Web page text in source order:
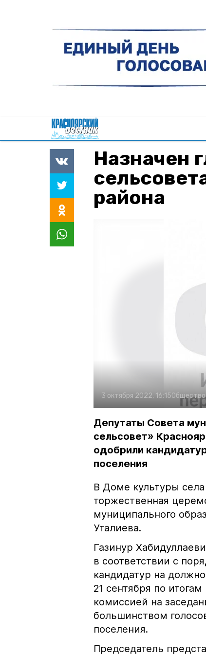
Назначен
района
3 октября 2022, 16:15Общество
Депутаты Совета
сельсовет»
одобрили
поселения
В Доме культуры
торжественная
муниципального
Уталиева.
Газинур
в соответствии с
кандидатур на
21 сентября по
комиссией на
большинством
поселения.
Председатель